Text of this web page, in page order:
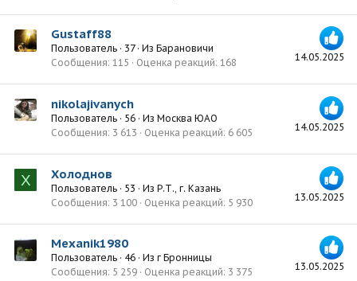
14.05.2025
Gustaff88
Пользователь · 37 · Из Барановичи
Сообщения 115 Оценка реакций 168
14.05.2025
nikolajivanych
Пользователь · 56 · Из Москва ЮАО
Сообщения 3 613 Оценка реакций 6 605
Х
13.05.2025
Холоднов
Пользователь · 53 · Из Р.Т., г. Казань
Сообщения 3 100 Оценка реакций 5 930
13.05.2025
Mexanik1980
Пользователь · 46 · Из г Бронницы
Сообщения 5 259 Оценка реакций 3 375